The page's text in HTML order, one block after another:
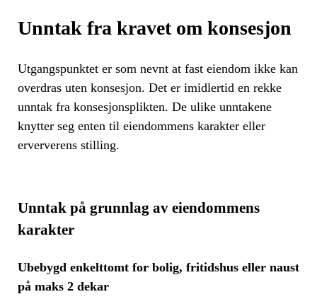
Unntak fra kravet om konsesjon
Utgangspunktet er som nevnt at fast eiendom ikke kan
overdras uten konsesjon. Det er imidlertid en rekke
unntak fra konsesjonsplikten. De ulike unntakene
knytter seg enten til eiendommens karakter eller
erververens stilling.
Unntak på grunnlag av eiendommens
karakter
Ubebygd enkelttomt for bolig, fritidshus eller naust
på maks 2 dekar